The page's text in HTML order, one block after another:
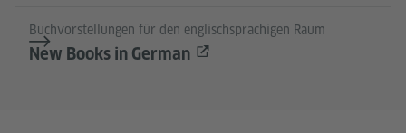
Buchvorstellungen für den englischsprachigen Raum
New Books in German